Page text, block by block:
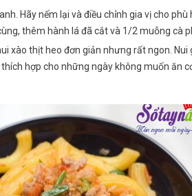
Hãy nếm lại và điều chỉnh gia vị cho phù
thêm hành lá đã cắt và 1/2 muỗng cà
xào thịt heo đơn giản nhưng rất ngon. Nui
hợp cho những ngày không muốn ăn